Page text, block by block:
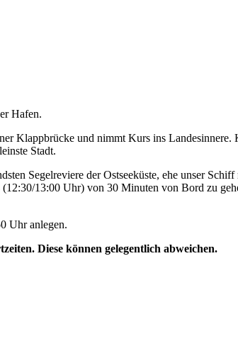
Hafen.
Klappbrücke und nimmt Kurs ins
Stadt.
Segelreviere der Ostseeküste, ehe unser
13:00 Uhr) von 30 Minuten von Bord zu
Uhr anlegen.
Diese können gelegentlich abweichen.